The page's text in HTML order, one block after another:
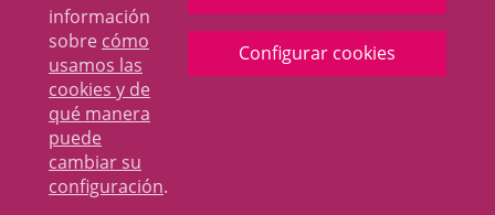
información
sobre cómo
usamos las
cookies y de
qué manera
puede
cambiar su
configuración.
Configurar cookies